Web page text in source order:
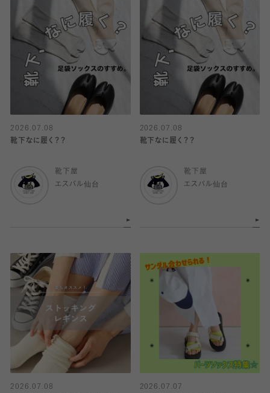
2026.07.08
靴下なに履く？？
靴下屋
エスパル仙台
2026.07.08
靴下なに履く？？
靴下屋
エスパル仙台
2026.07.08
2026.07.07